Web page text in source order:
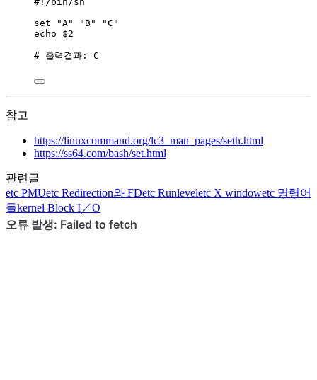
set
"A" " B" "C "
echo
$2
# 출력결과: C
참고
https://linuxcommand.org/lc3_man_pages/seth.html
https://ss64.com/bash/set.html
관련글
etc PMUetc Redirection와 FDetc Runleveletc X windowetc 명령어
들kernel Block I／O